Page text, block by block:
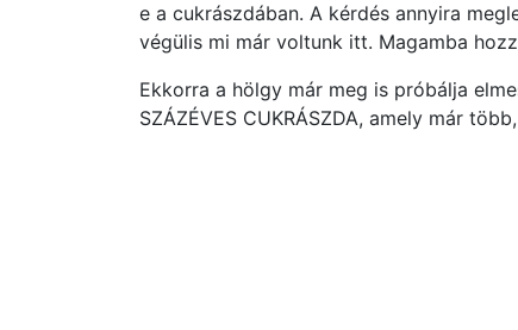
e a cukrászdában. A kérdés annyira
végülis mi már voltunk itt. Magamba
Ekkorra a hölgy már meg is próbálja
SZÁZÉVES CUKRÁSZDA, amely már